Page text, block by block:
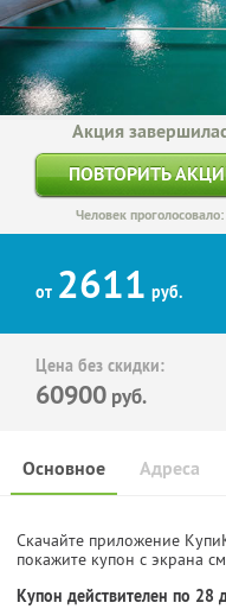
Акция
ПОВТОРИТЬ
Человек
от 2611 руб.
Цена без скидки:
60900 руб.
Основное Адреса
Скачайте приложение
покажите купон с экрана
Купон действителен по 28